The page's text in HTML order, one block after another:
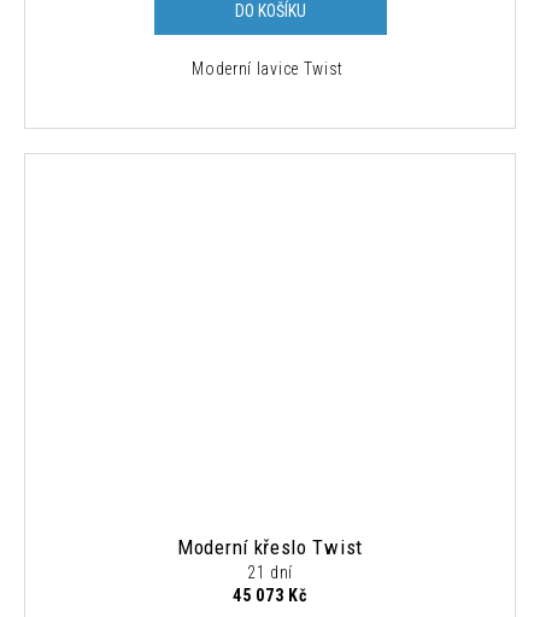
DO KOŠÍKU
Moderní lavice Twist
Moderní křeslo Twist
21 dní
45 073 Kč